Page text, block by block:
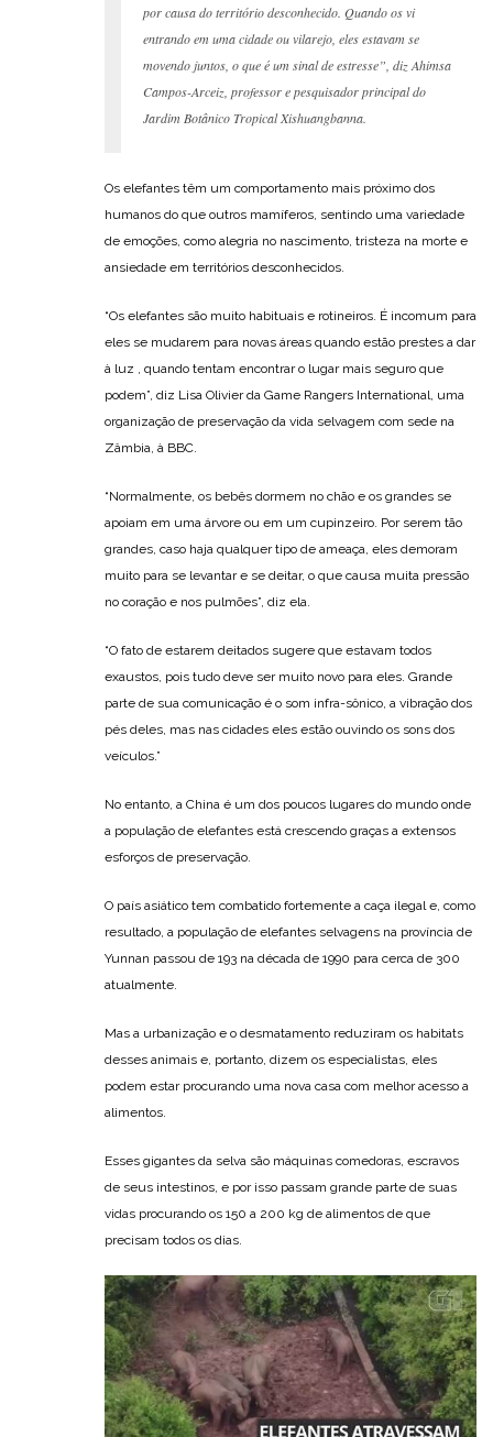
por causa do território desconhecido. Quando os vi
entrando em uma cidade ou vilarejo, eles estavam se
movendo juntos, o que é um sinal de estresse”, diz Ahimsa
Campos-Arceiz, professor e pesquisador principal do
Jardim Botânico Tropical Xishuangbanna.
Os elefantes têm um comportamento mais próximo dos
humanos do que outros mamíferos, sentindo uma variedade
de emoções, como alegria no nascimento, tristeza na morte e
ansiedade em territórios desconhecidos.
“Os elefantes são muito habituais e rotineiros. É incomum para
eles se mudarem para novas áreas quando estão prestes a dar
à luz , quando tentam encontrar o lugar mais seguro que
podem”, diz Lisa Olivier da Game Rangers International, uma
organização de preservação da vida selvagem com sede na
Zâmbia, à BBC.
“Normalmente, os bebês dormem no chão e os grandes se
apoiam em uma árvore ou em um cupinzeiro. Por serem tão
grandes, caso haja qualquer tipo de ameaça, eles demoram
muito para se levantar e se deitar, o que causa muita pressão
no coração e nos pulmões”, diz ela.
“O fato de estarem deitados sugere que estavam todos
exaustos, pois tudo deve ser muito novo para eles. Grande
parte de sua comunicação é o som infra-sônico, a vibração dos
pés deles, mas nas cidades eles estão ouvindo os sons dos
veículos.”
No entanto, a China é um dos poucos lugares do mundo onde
a população de elefantes está crescendo graças a extensos
esforços de preservação.
O país asiático tem combatido fortemente a caça ilegal e, como
resultado, a população de elefantes selvagens na província de
Yunnan passou de 193 na década de 1990 para cerca de 300
atualmente.
Mas a urbanização e o desmatamento reduziram os habitats
desses animais e, portanto, dizem os especialistas, eles
podem estar procurando uma nova casa com melhor acesso a
alimentos.
Esses gigantes da selva são máquinas comedoras, escravos
de seus intestinos, e por isso passam grande parte de suas
vidas procurando os 150 a 200 kg de alimentos de que
precisam todos os dias.